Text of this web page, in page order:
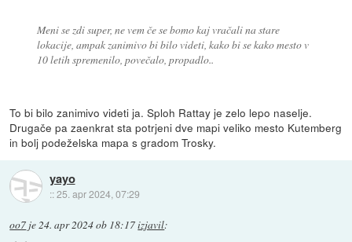
Meni se zdi super, ne vem če se bomo kaj vračali na stare
lokacije, ampak zanimivo bi bilo videti, kako bi se kako mesto v
10 letih spremenilo, povečalo, propadlo..
To bi bilo zanimivo videti ja. Sploh Rattay je zelo lepo naselje.
Drugače pa zaenkrat sta potrjeni dve mapi veliko mesto Kutemberg
in bolj podeželska mapa s gradom Trosky.
yayo
::25. apr 2024, 07:29
oo7 je24. apr 2024 ob 18:17izjavil: